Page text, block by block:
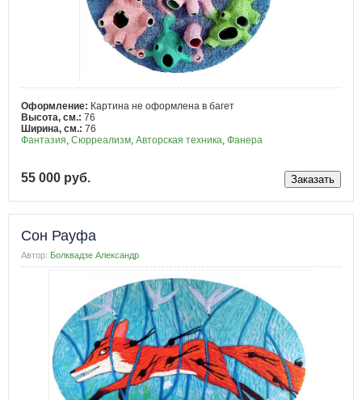
Оформление: Картина не оформлена в багет
Высота, см.: 76
Ширина, см.: 76
Фантазия, Сюрреализм, Авторская техника, Фанера
55 000 руб.
Сон Рауфа
Автор: Болквадзе Александр